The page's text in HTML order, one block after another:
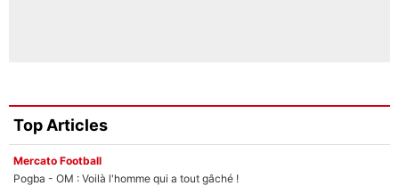
Top Articles
Mercato Football
Pogba - OM : Voilà l'homme qui a tout gâché !